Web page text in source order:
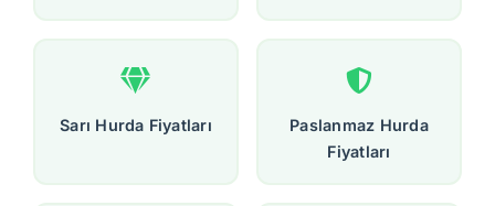
Sarı Hurda Fiyatları
Paslanmaz Hurda
Fiyatları